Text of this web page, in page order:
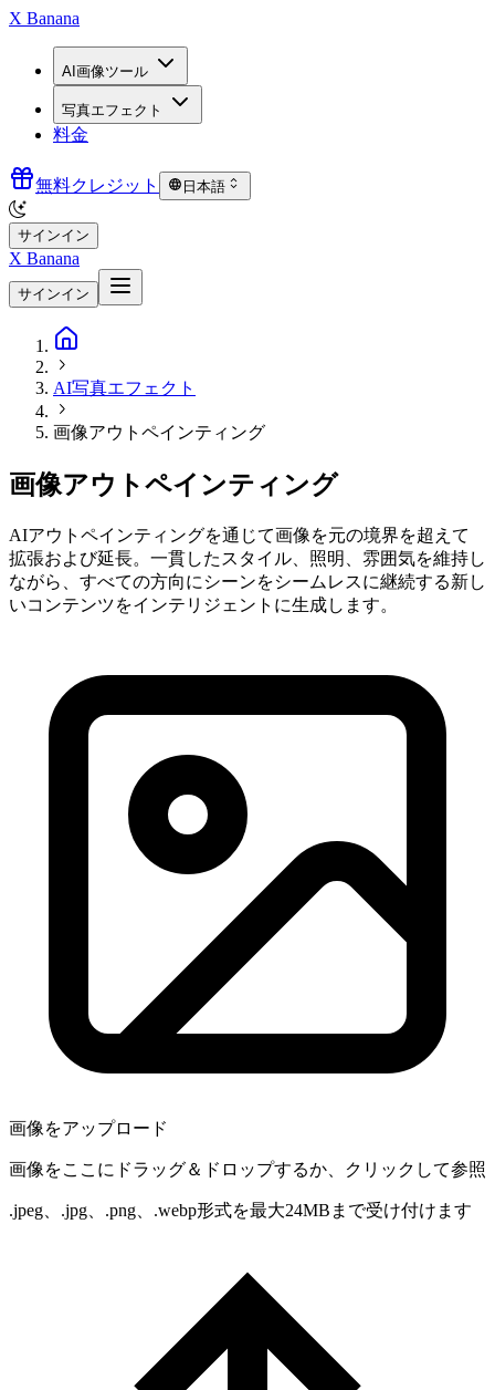
X Banana
AI画像ツール
写真エフェクト
料金
無料クレジット 日本語
サインイン
X Banana
サインイン
AI写真エフェクト
画像アウトペインティング
画像アウトペインティング
AIアウトペインティングを通じて画像を元の境界を超えて
拡張および延長。一貫したスタイル、照明、雰囲気を維持し
ながら、すべての方向にシーンをシームレスに継続する新し
いコンテンツをインテリジェントに生成します。
画像をアップロード
画像をここにドラッグ＆ドロップするか、クリックして参照
.jpeg、.jpg、.png、.webp形式を最大24MBまで受け付けます